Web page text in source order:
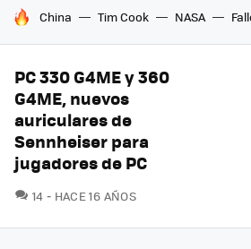
HOY SE HABLA DE
China Tim Cook NASA
PC 330 G4ME y 360
G4ME, nuevos
auriculares de
Sennheiser para
jugadores de PC
14 COMENTARIOS
HACE 16 AÑOS